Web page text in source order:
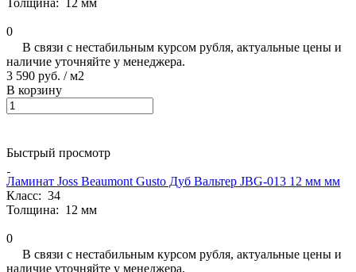
0
В связи с нестабильным курсом рубля, актуальные цены и
наличие уточняйте у менеджера.
3 590 руб. / м2
В корзину
Быстрый просмотр
Ламинат Joss Beaumont Gusto Дуб Вальтер JBG-013 12 мм мм
Класс: 34
Толщина: 12 мм
0
В связи с нестабильным курсом рубля, актуальные цены и
наличие уточняйте у менеджера.